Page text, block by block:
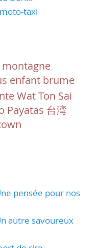
taxi
montagne
enfant brume
Wat Ton Sai
Payatas 台湾
pensée pour nos
autre savoureux